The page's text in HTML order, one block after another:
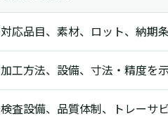
対応品目、素材、ロット、納期
加工方法、設備、寸法・精度を
検査設備、品質体制、トレーサ